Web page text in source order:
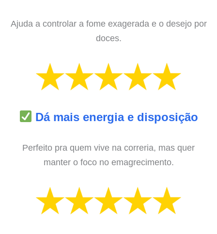
Ajuda a controlar a fome exagerada e o desejo por
doces.
Dá mais energia e disposição
Perfeito pra quem vive na correria, mas quer
manter o foco no emagrecimento.